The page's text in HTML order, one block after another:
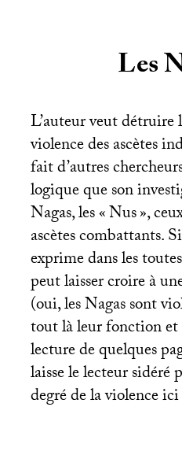
Les
L’auteur veut
violence des ascètes
fait d’autres
logique que son
Nagas, les «Nus»,
ascètes combattants.
exprime dans les
peut laisser croire à
(oui, les Nagas sont
tout là leur fonction
lecture de quelques
laisse le lecteur sidéré
degré de la violence